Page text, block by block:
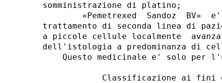
somministrazione di platino;
«Pemetrexed  Sandoz  BV»
trattamento di seconda linea di
a piccole cellule localmente
dell'istologia a predominanza di
Questo medicinale e' solo per
Classificazione ai